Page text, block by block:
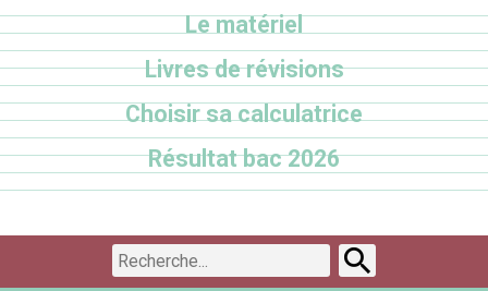
Le matériel
Livres de révisions
Choisir sa calculatrice
Résultat bac 2026